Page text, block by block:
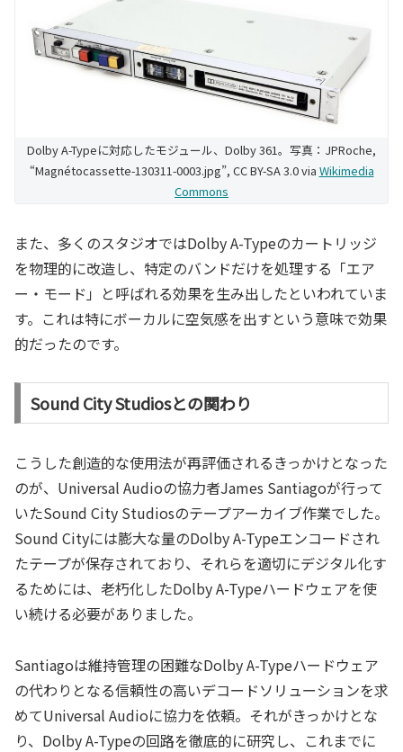
Dolby A-Typeに対応したモジュール、Dolby 361。写真：JPRoche,
“Magnétocassette-130311-0003.jpg”, CC BY-SA 3.0 via Wikimedia
Commons
また、多くのスタジオではDolby A-Typeのカートリッジ
を物理的に改造し、特定のバンドだけを処理する「エア
ー・モード」と呼ばれる効果を生み出したといわれていま
す。これは特にボーカルに空気感を出すという意味で効果
的だったのです。
Sound City Studiosとの関わり
こうした創造的な使用法が再評価されるきっかけとなった
のが、Universal Audioの協力者James Santiagoが行って
いたSound City Studiosのテープアーカイブ作業でした。
Sound Cityには膨大な量のDolby A-Typeエンコードされ
たテープが保存されており、それらを適切にデジタル化す
るためには、老朽化したDolby A-Typeハードウェアを使
い続ける必要がありました。
Santiagoは維持管理の困難なDolby A-Typeハードウェア
の代わりとなる信頼性の高いデコードソリューションを求
めてUniversal Audioに協力を依頼。それがきっかけとな
り、Dolby A-Typeの回路を徹底的に研究し、これまでに